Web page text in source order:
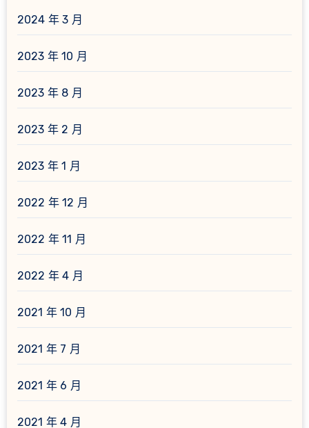
2024 年 3 月
2023 年 10 月
2023 年 8 月
2023 年 2 月
2023 年 1 月
2022 年 12 月
2022 年 11 月
2022 年 4 月
2021 年 10 月
2021 年 7 月
2021 年 6 月
2021 年 4 月